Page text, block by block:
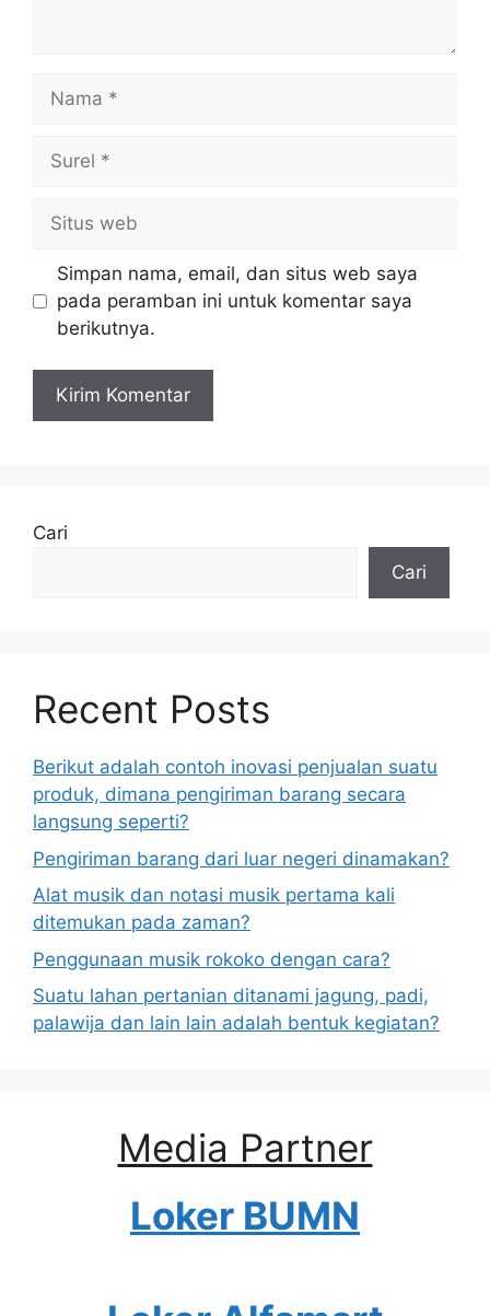
web
Simpan nama, email, dan situs web saya
pada peramban ini untuk komentar saya
berikutnya.
Cari
Cari
Recent Posts
Berikut adalah contoh inovasi penjualan suatu
produk, dimana pengiriman barang secara
langsung seperti?
Pengiriman barang dari luar negeri dinamakan?
Alat musik dan notasi musik pertama kali
ditemukan pada zaman?
Penggunaan musik rokoko dengan cara?
Suatu lahan pertanian ditanami jagung, padi,
palawija dan lain lain adalah bentuk kegiatan?
Media Partner
Loker BUMN